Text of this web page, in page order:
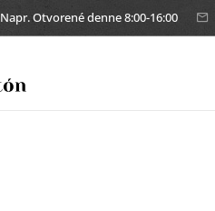
Napr. Otvorené denne 8:00-16:00